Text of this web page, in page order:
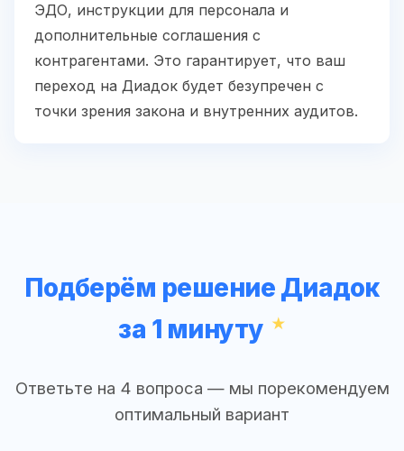
ЭДО, инструкции для персонала и
дополнительные соглашения с
контрагентами. Это гарантирует, что ваш
переход на Диадок будет безупречен с
точки зрения закона и внутренних аудитов.
Подберём решение Диадок
за 1 минуту
Ответьте на 4 вопроса — мы порекомендуем
оптимальный вариант